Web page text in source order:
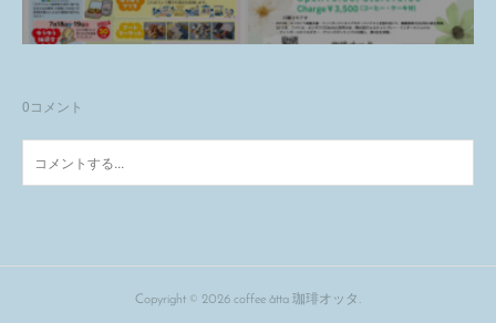
0コメント
Copyright © 2026 coffee åtta 珈琲オッタ .